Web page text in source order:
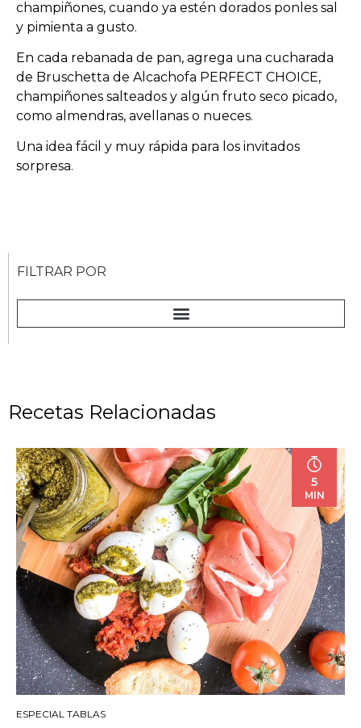
champiñones, cuando ya estén dorados ponles sal
y pimienta a gusto.
En cada rebanada de pan, agrega una cucharada
de Bruschetta de Alcachofa PERFECT CHOICE,
champiñones salteados y algún fruto seco picado,
como almendras, avellanas o nueces.
Una idea fácil y muy rápida para los invitados
sorpresa.
FILTRAR POR
Recetas Relacionadas
5
MIN
ESPECIAL TABLAS